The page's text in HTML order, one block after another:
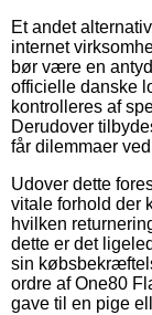
Et andet
internet
bør være en
officielle danske
kontrolleres af
Derudover
får dilemmaer
Udover dette
vitale forhold der
hvilken
dette er det
sin
ordre af One80
gave til en pige